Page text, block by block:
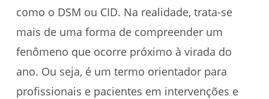
como o DSM ou CID. Na realidade, trata-se
mais de uma forma de compreender um
fenômeno que ocorre próximo à virada do
ano. Ou seja, é um termo orientador para
profissionais e pacientes em intervenções e